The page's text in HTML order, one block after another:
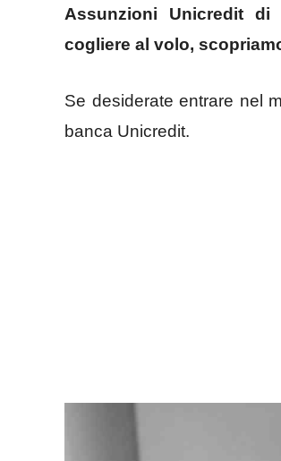
Assunzioni Unicredit di
cogliere al volo,
Se desiderate entrare nel
banca Unicredit.